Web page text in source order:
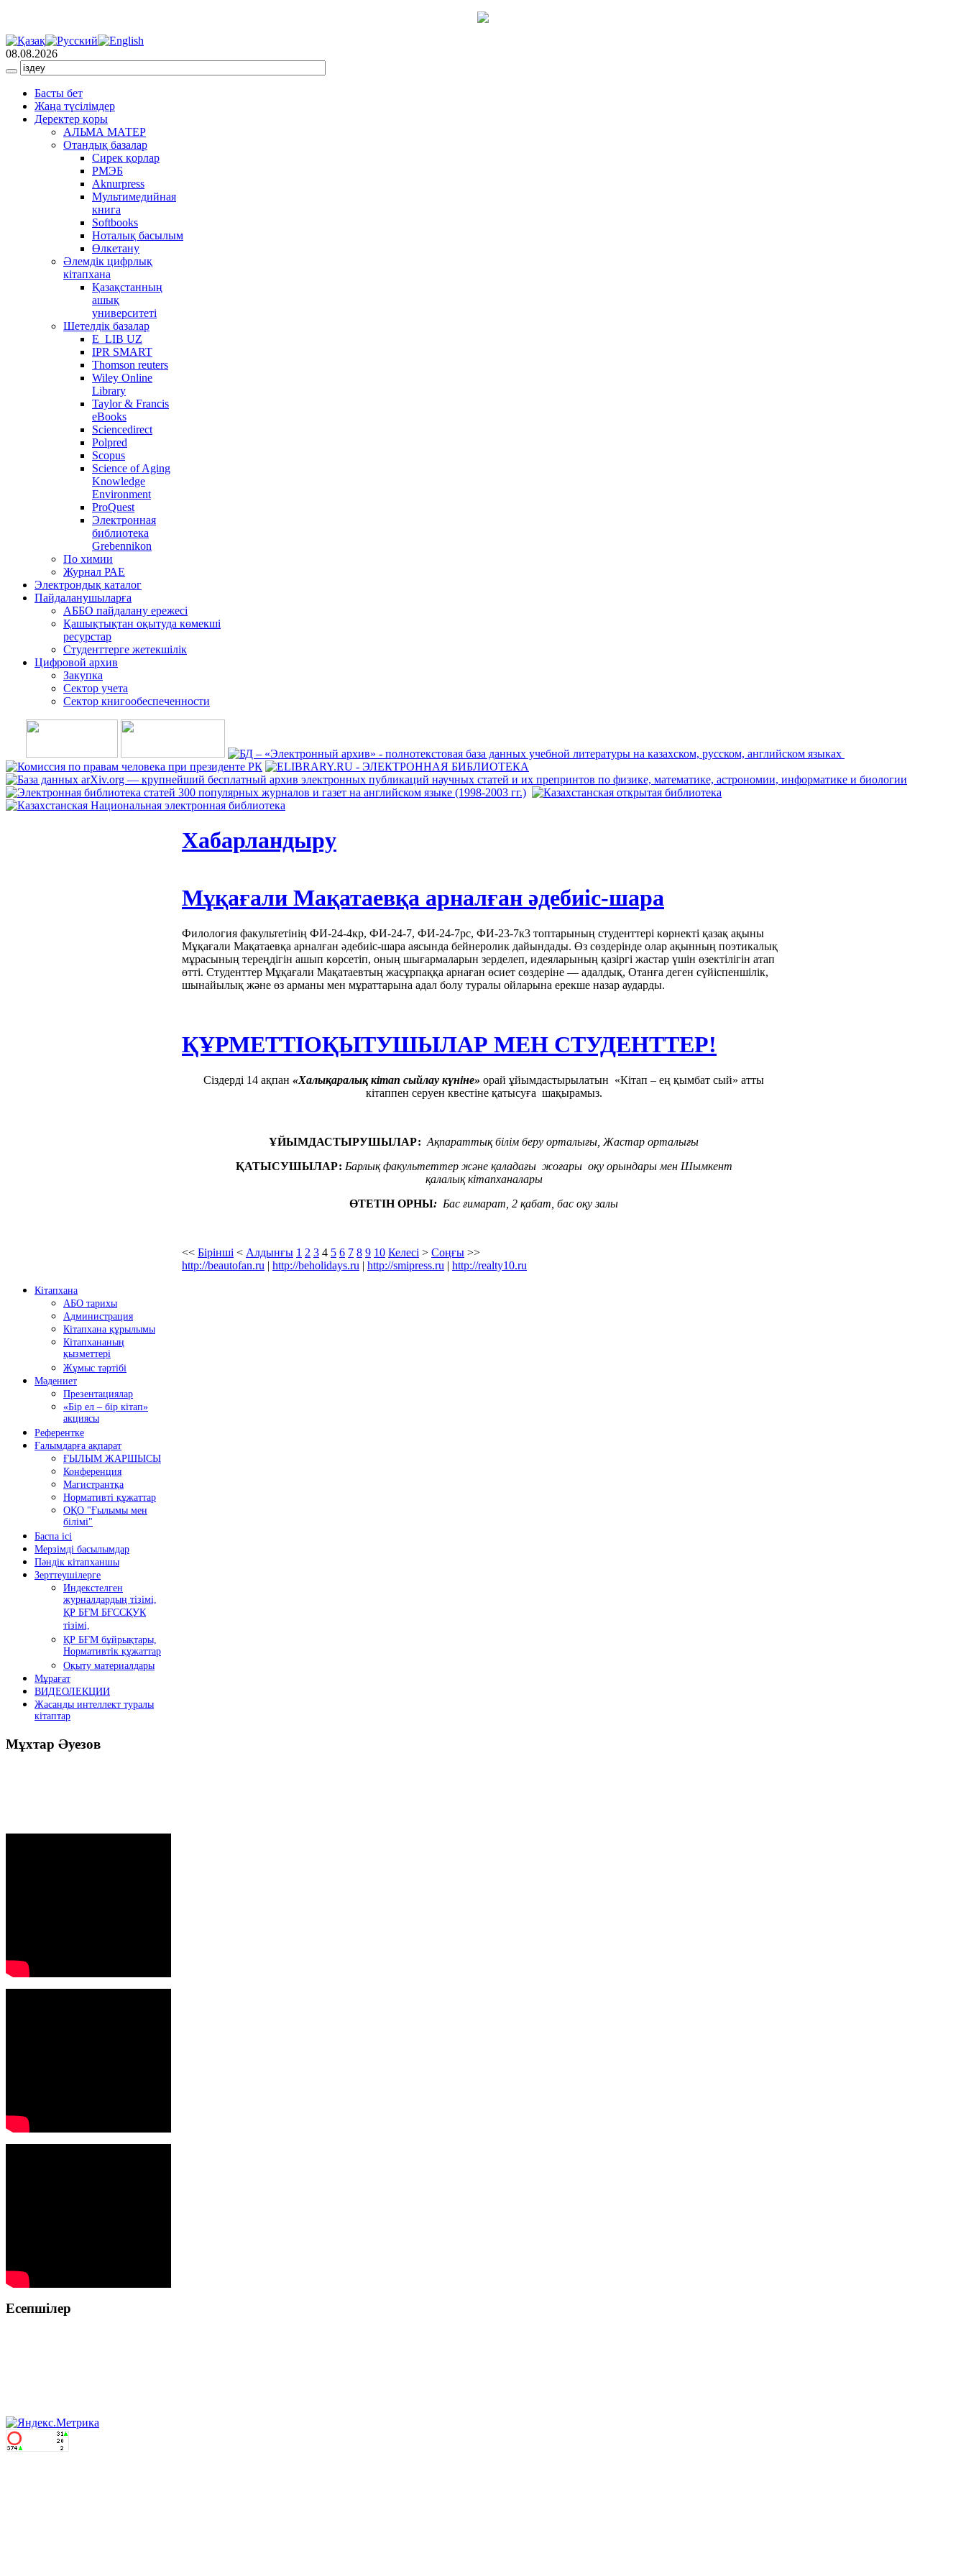
08.08.2026
Басты бет
Жаңа түсілімдер
Деректер қоры
АЛЬМА МАТЕР
Отандық базалар
Сирек қорлар
РМЭБ
Аknurpress
Мультимедийная
книга
Softbooks
Ноталық басылым
Өлкетану
Әлемдік цифрлық
кітапхана
Қазақстанның
ашық
университеті
Шетелдік базалар
E_LIB UZ
IPR SMART
Thomson reuters
Wiley Online
Library
Taylor & Francis
eBooks
Sciencedirect
Polpred
Scopus
Science of Aging
Knowledge
Environment
ProQuest
Электронная
библиотека
Grebennikon
По химии
Журнал РАЕ
Электрондық каталог
Пайдаланушыларға
АББО пайдалану ережесі
Қашықтықтан оқытуда көмекші
ресурстар
Студенттерге жетекшілік
Цифровой архив
Закупка
Сектор учета
Сектор книгообеспеченности
Хабарландыру
Мұқағали Мақатаевқа арналған әдебиіс-шара
Филология факультетінің ФИ-24-4кр, ФИ-24-7, ФИ-24-7рс, ФИ-23-7к3 топтарының студенттері көрнекті қазақ ақыны
Мұқағали Мақатаевқа арналған әдебиіс-шара аясында бейнеролик дайындады. Өз сөздерінде олар ақынның поэтикалық
мұрасының тереңдігін ашып көрсетіп, оның шығармаларын зерделеп, идеяларының қазіргі жастар үшін өзектілігін атап
өтті. Студенттер Мұқағали Мақатаевтың жасұрпаққа арнаған өсиет сөздеріне — адалдық, Отанға деген сүйіспеншілік,
шынайылық және өз арманы мен мұраттарына адал болу туралы ойларына ерекше назар аударды.
ҚҰРМЕТТІОҚЫТУШЫЛАР МЕН СТУДЕНТТЕР!
Сіздерді 14 ақпан «Халықаралық кітап сыйлау күніне» орай ұйымдастырылатын «Кітап – ең қымбат сый» атты
кітаппен серуен квестіне қатысуға шақырамыз.
ҰЙЫМДАСТЫРУШЫЛАР: Ақпараттық білім беру орталығы, Жастар орталығы
ҚАТЫСУШЫЛАР: Барлық факультеттер және қаладағыжоғары оқу орындары мен Шымкент
қалалықкітапханалары
ӨТЕТІН ОРНЫ: Бас ғимарат, 2 қабат, бас оқу залы
<< Бірінші < Алдынғы 1 2 3 4 5 6 7 8 9 10 Келесі > Соңғы >>
http://beautofan.ru | http://beholidays.ru | http://smipress.ru | http://realty10.ru
Кітапхана
АБО тарихы
Администрация
Кітапхана құрылымы
Кітапхананың
қызметтері
Жұмыс тәртібі
Мәдениет
Презентациялар
«Бір ел – бір кітап»
акциясы
Референтке
Ғалымдарға ақпарат
ҒЫЛЫМ ЖАРШЫСЫ
Конференция
Магистрантқа
Нормативті құжаттар
ОҚО "Ғылымы мен
білімі"
Баспа ісі
Мерзімді басылымдар
Пәндік кітапханшы
Зерттеушілерге
Индекстелген
журналдардың тізімі,
ҚР БҒМ БҒССҚУК
тізімі,
ҚР БҒМ бұйрықтары,
Нормативтік құжаттар
Оқыту материалдары
Мұрағат
ВИДЕОЛЕКЦИИ
Жасанды интеллект туралы
кітаптар
Мұхтар Әуезов
Есепшілер